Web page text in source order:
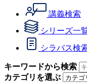
講義検索
シリーズ一
シラバス検
キーワードから検索
カテゴリを選ぶ